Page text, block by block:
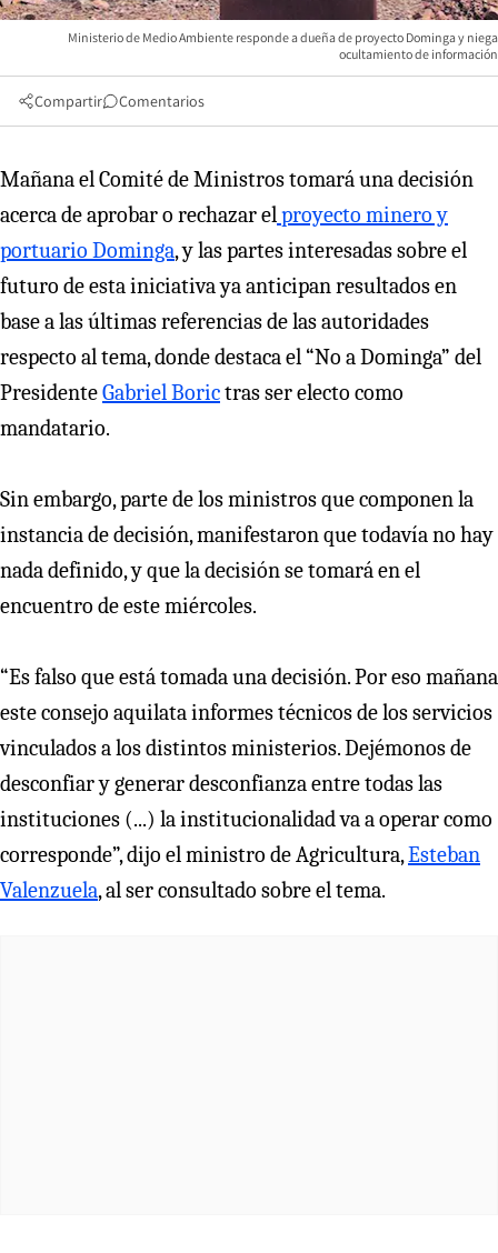
Ministerio de Medio Ambiente responde a dueña de proyecto Dominga y niega
ocultamiento de información
Compartir Comentarios
Mañana el Comité de Ministros tomará una decisión
acerca de aprobar o rechazar elproyecto minero y
portuario Dominga, y las partes interesadas sobre el
futuro de esta iniciativa ya anticipan resultados en
base a las últimas referencias de las autoridades
respecto al tema, donde destaca el “No a Dominga” del
PresidenteGabriel Borictras ser electo como
mandatario.
Sin embargo, parte de los ministros que componen la
instancia de decisión, manifestaron que todavía no hay
nada definido, y que la decisión se tomará en el
encuentro de este miércoles.
“Es falso que está tomada una decisión. Por eso mañana
este consejo aquilata informes técnicos de los servicios
vinculados a los distintos ministerios. Dejémonos de
desconfiar y generar desconfianza entre todas las
instituciones (...) la institucionalidad va a operar como
corresponde”, dijo el ministro de Agricultura,Esteban
Valenzuela, al ser consultado sobre el tema.